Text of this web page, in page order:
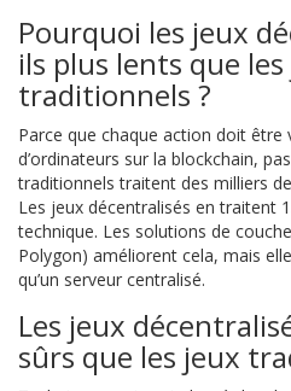
Pourquoi les jeux
ils plus lents que
traditionnels ?
Parce que chaque action doit être
d’ordinateurs sur la blockchain,
traditionnels traitent des milliers
Les jeux décentralisés en traitent
technique. Les solutions de
Polygon) améliorent cela, mais
qu’un serveur centralisé.
Les jeux
sûrs que les jeux